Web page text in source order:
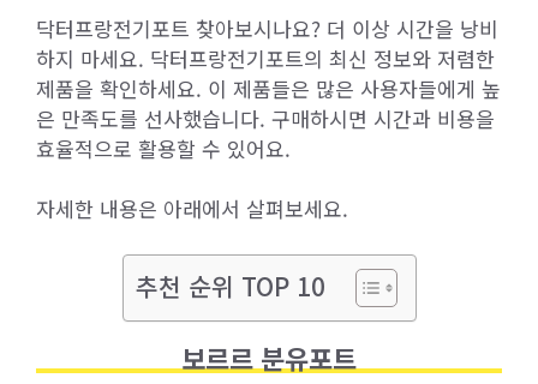
닥터프랑전기포트 찾아보시나요? 더 이상 시간을 낭비
하지 마세요. 닥터프랑전기포트의 최신 정보와 저렴한
제품을 확인하세요. 이 제품들은 많은 사용자들에게 높
은 만족도를 선사했습니다. 구매하시면 시간과 비용을
효율적으로 활용할 수 있어요.
자세한 내용은 아래에서 살펴보세요.
추천 순위 TOP 10
보르르 분유포트